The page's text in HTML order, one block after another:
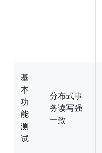
基
本
功
能
测
试
分布式事
务读写强
一致